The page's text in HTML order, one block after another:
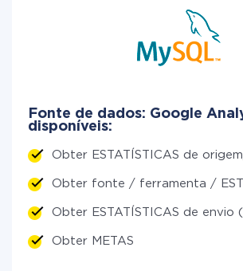
Fonte de dados: Google
disponíveis:
Obter ESTATÍSTICAS de
Obter fonte / ferramenta /
Obter ESTATÍSTICAS de envio
Obter METAS